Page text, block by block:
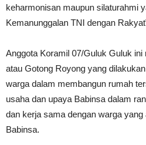
keharmonisan maupun silaturahmi
Kemanunggalan TNI dengan
Anggota Koramil 07/Guluk Guluk
atau Gotong Royong yang
warga dalam membangun rumah
usaha dan upaya Babinsa dalam
dan kerja sama dengan warga yang
Babinsa.